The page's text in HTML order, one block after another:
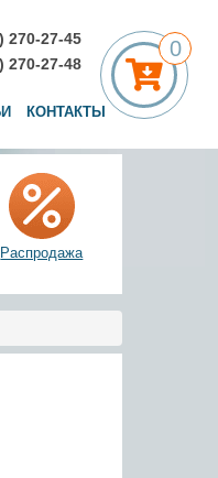
270-27-45
270-27-48
КОНТАКТЫ
Распродажа
0